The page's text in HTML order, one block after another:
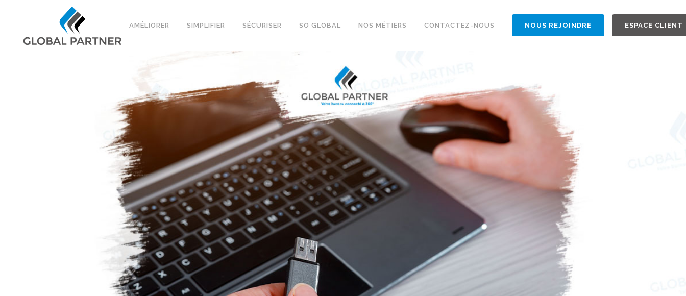
NOUS REJOINDRE ESPACE CLIENT
AMÉLIORER SIMPLIFIER SÉCURISER SO GLOBAL NOS MÉTIERS CONTACTEZ-NOUS